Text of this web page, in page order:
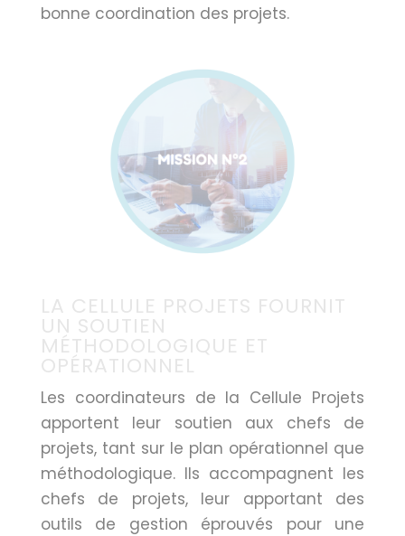
bonne coordination des projets.
LA CELLULE PROJETS FOURNIT
UN SOUTIEN
MÉTHODOLOGIQUE ET
OPÉRATIONNEL
Les coordinateurs de la Cellule Projets
apportent leur soutien aux chefs de
projets, tant sur le plan opérationnel que
méthodologique. Ils accompagnent les
chefs de projets, leur apportant des
outils de gestion éprouvés pour une